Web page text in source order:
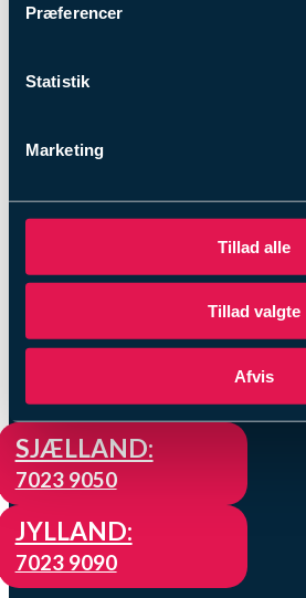
Præferencer
Statistik
Marketing
Tillad alle
Tillad valgte
Afvis
- Kontakt
AV fusion A/S
Håndværkervænget
Gundsømagle
8520 Lystrup
SJÆLLAND:
7023 9050
JYLLAND:
7023 9090